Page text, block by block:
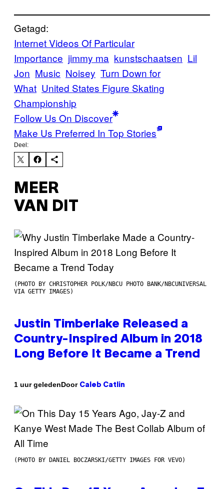
Getagd:
Internet Videos Of Particular
Importance jimmy ma kunstschaatsen Lil
Jon Music Noisey Turn Down for
What United States Figure Skating
Championship
Follow Us On Discover
Make Us Preferred In Top Stories
Deel:
MEER
VAN DIT
(PHOTO BY CHRISTOPHER POLK/NBCU PHOTO BANK/NBCUNIVERSAL
VIA GETTY IMAGES)
Justin Timberlake Released a
Country-Inspired Album in 2018
Long Before It Became a Trend
1 uur geledenDoor Caleb Catlin
(PHOTO BY DANIEL BOCZARSKI/GETTY IMAGES FOR VEVO)